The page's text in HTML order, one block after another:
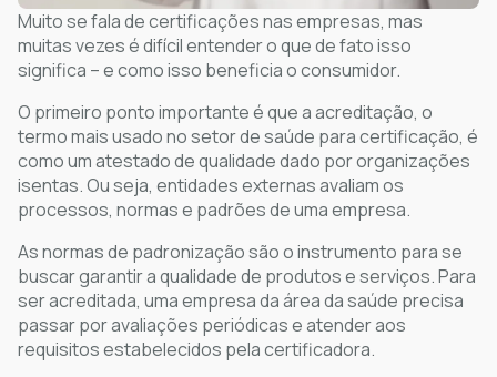
Muito se fala de certificações nas empresas, mas
muitas vezes é difícil entender o que de fato isso
significa – e como isso beneficia o consumidor.
O primeiro ponto importante é que a acreditação, o
termo mais usado no setor de saúde para certificação, é
como um atestado de qualidade dado por organizações
isentas. Ou seja, entidades externas avaliam os
processos, normas e padrões de uma empresa.
As normas de padronização são o instrumento para se
buscar garantir a qualidade de produtos e serviços. Para
ser acreditada, uma empresa da área da saúde precisa
passar por avaliações periódicas e atender aos
requisitos estabelecidos pela certificadora.